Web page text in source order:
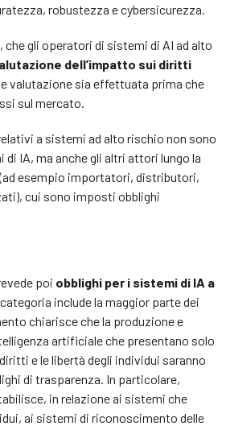
robustezza e cybersicurezza.
che gli operatori di sistemi di AI ad alto
dell’impatto sui diritti
valutazione sia effettuata prima che
sul mercato.
a sistemi ad alto rischio non sono
IA, ma anche gli altri attori lungo la
(ad esempio importatori, distributori,
cui sono imposti obblighi
poi obblighi per i sistemi di IA a
include la maggior parte dei
chiarisce che la produzione e
artificiale che presentano solo
e le libertà degli individui saranno
di trasparenza. In particolare,
in relazione ai sistemi che
ai sistemi di riconoscimento delle